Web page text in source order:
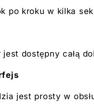
po kroku w kilka
dostępny całą
jest prosty w